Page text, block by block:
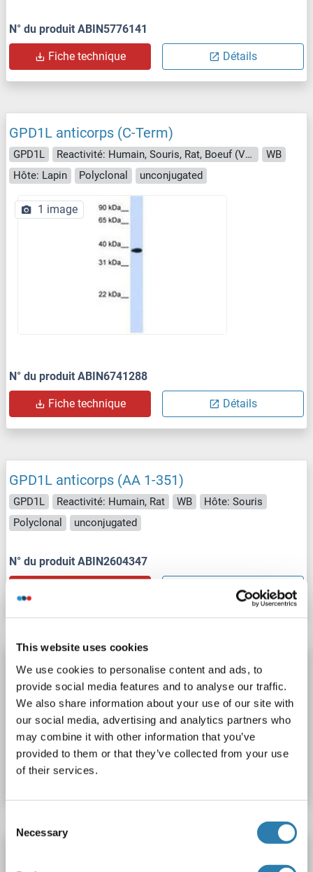
This website uses cookies
We use cookies to personalise content and ads, to
provide social media features and to analyse our traffic.
We also share information about your use of our site with
our social media, advertising and analytics partners who
may combine it with other information that you’ve
provided to them or that they’ve collected from your use
of their services.
Selection
Necessary
N° du produit ABIN5776141
Fiche technique Détails
GPD1L anticorps (C-Term)
GPD1L Reactivité: Humain, Souris, Rat, Boeuf (Vache), Chien, Cobaye, Cheval, Lapin, Poulet, Singe, Xenopus laevis
WB
Hôte: Lapin
Polyclonal unconjugated
1 image
N° du produit ABIN6741288
Fiche technique Détails
GPD1L anticorps (AA 1-351)
GPD1L Reactivité: Humain, Rat WB
Hôte: Souris
Polyclonal
unconjugated
N° du produit ABIN2604347
Détails
GPD1L anticorps (AA 44-73)
GPD1L Reactivité: Humain, Souris
WB, ELISA, IHC, FACS
Hôte: Lapin
Polyclonal unconjugated
N° du produit ABIN2604350
Fiche technique